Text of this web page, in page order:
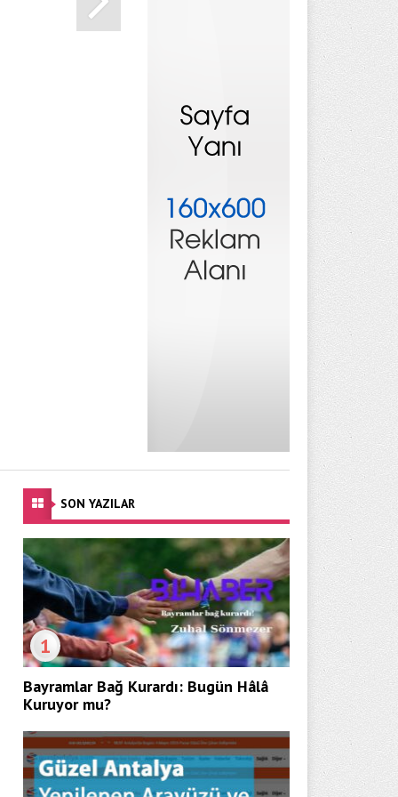
SON YAZILAR
1
Bayramlar Bağ Kurardı: Bugün Hâlâ
Kuruyor mu?